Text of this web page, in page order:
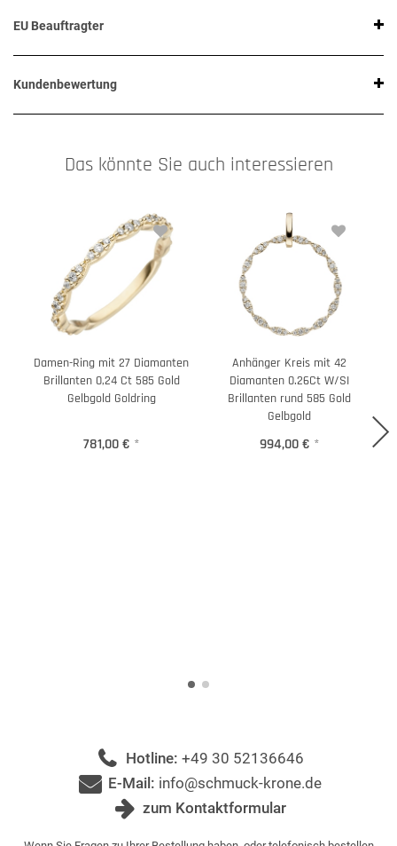
EU Beauftragter
Kundenbewertung
Das könnte Sie auch interessieren
Damen-Ring mit 27 Diamanten
Brillanten 0,24 Ct 585 Gold
Gelbgold Goldring
781,00 € *
Anhänger Kreis mit 42
Diamanten 0.26Ct W/SI
Brillanten rund 585 Gold
Gelbgold
994,00 € *
Hotline: +49 30 52136646
E-Mail: info@schmuck-krone.de
zum Kontaktformular